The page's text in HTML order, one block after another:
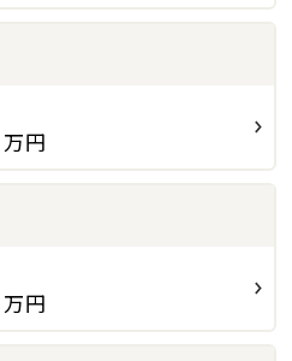
万円
万円